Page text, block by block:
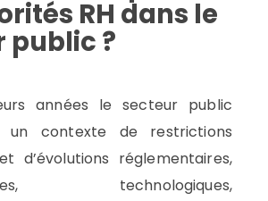
RH dans le
public ?
années le secteur public
un contexte de restrictions
d’évolutions réglementaires,
technologiques,